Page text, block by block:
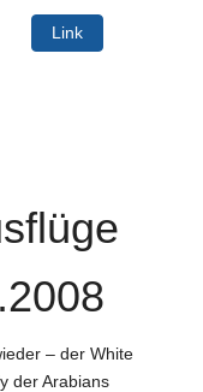
Link
– der White
der Arabians